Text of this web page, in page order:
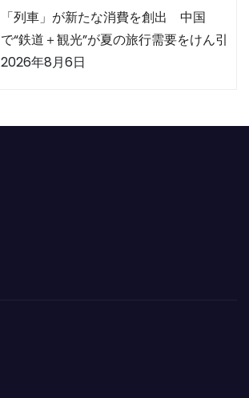
「列車」が新たな消費を創出 中国
で“鉄道＋観光”が夏の旅行需要をけん引
2026年8月6日